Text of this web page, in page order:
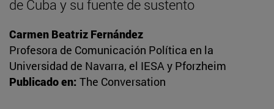
de Cuba y su fuente de sustento
Carmen Beatriz Fernández
Profesora de Comunicación Política en la
Universidad de Navarra, el IESA y Pforzheim
Publicado en: The Conversation